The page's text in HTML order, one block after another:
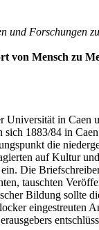
und Forschungen
von Mensch zu
Universität in
1883/84 in
die
auf Kultur
Die
tauschten
Bildung
eingestreuten